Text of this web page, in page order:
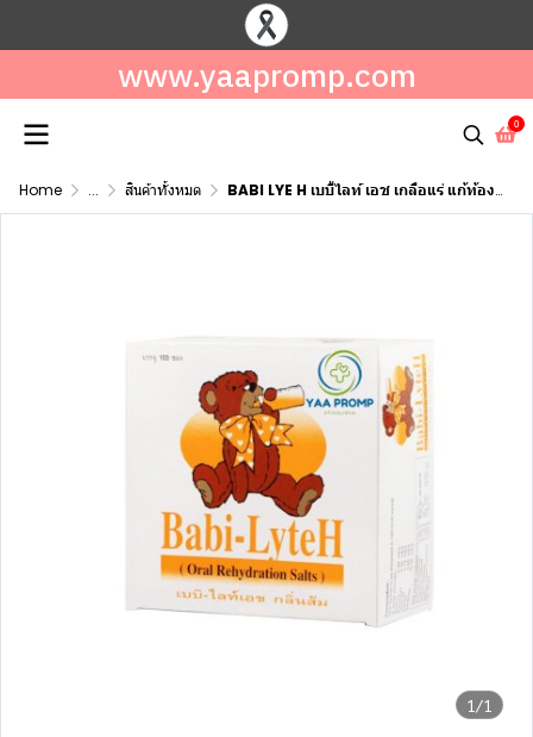
www.yaapromp.com
0
Home ... สินค้าทั้งหมด BABI LYE H เบบี้ไลท์ เอช เกลือแร่ แก้ท้องเสียเด็ก รสส้ม
1/1